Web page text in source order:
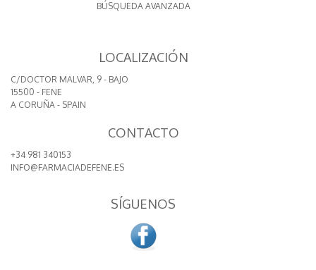
BÚSQUEDA AVANZADA
LOCALIZACIÓN
C/DOCTOR MALVAR, 9 - BAJO
15500 - FENE
A CORUÑA - SPAIN
CONTACTO
+34 981 340153
INFO@FARMACIADEFENE.ES
SÍGUENOS